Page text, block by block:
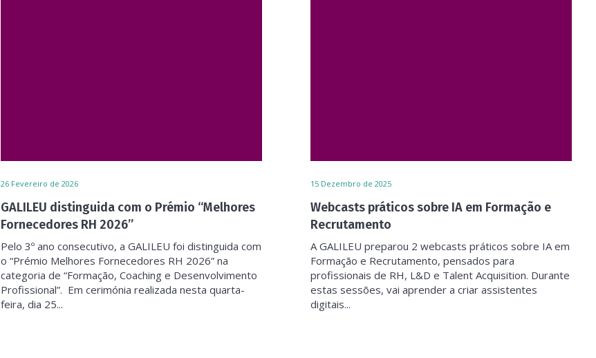
26 Fevereiro de 2026
GALILEU distinguida com o Prémio “Melhores
Fornecedores RH 2026”
Pelo 3º ano consecutivo, a GALILEU foi distinguida com
o “Prémio Melhores Fornecedores RH 2026” na
categoria de “Formação, Coaching e Desenvolvimento
Profissional”. Em cerimónia realizada nesta quarta-
feira, dia 25...
15 Dezembro de 2025
Webcasts práticos sobre IA em Formação e
Recrutamento
A GALILEU preparou 2 webcasts práticos sobre IA em
Formação e Recrutamento, pensados para
profissionais de RH, L&D e Talent Acquisition. Durante
estas sessões, vai aprender a criar assistentes
digitais...